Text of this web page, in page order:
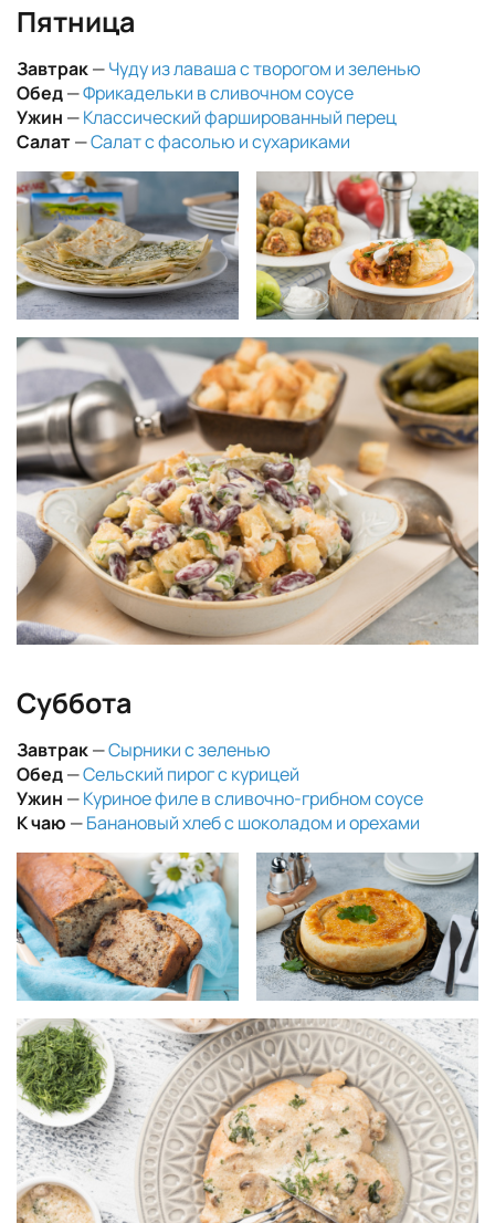
Пятница
Завтрак—Чуду из лаваша с творогом и зеленью
Обед—Фрикадельки в сливочном соусе
Ужин —Классический фаршированный перец
Салат—Салат с фасолью и сухариками
Суббота
Завтрак—Сырники с зеленью
Обед—Сельский пирог с курицей
Ужин —Куриное филе в сливочно-грибном соусе
К чаю —Банановый хлеб с шоколадом и орехами